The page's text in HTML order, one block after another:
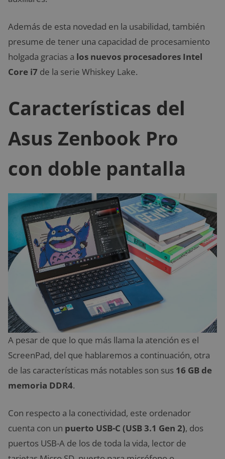
Además de esta novedad en la usabilidad, también
presume de tener una capacidad de procesamiento
holgada gracias a los nuevos procesadores Intel
Core i7 de la serie Whiskey Lake.
Características del
Asus Zenbook Pro
con doble pantalla
A pesar de que lo que más llama la atención es el
ScreenPad, del que hablaremos a continuación, otra
de las características más notables son sus 16 GB de
memoria DDR4.
Con respecto a la conectividad, este ordenador
cuenta con un puerto USB-C (USB 3.1 Gen 2), dos
puertos USB-A de los de toda la vida, lector de